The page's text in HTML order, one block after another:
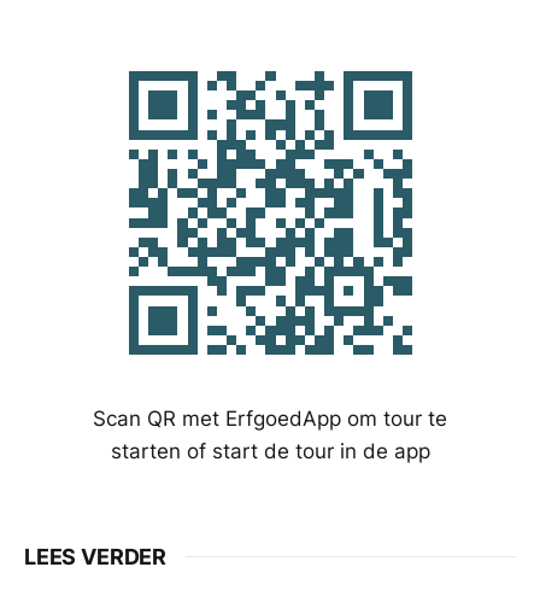
Scan QR met ErfgoedApp om tour te
starten of start de tour in de app
LEES VERDER